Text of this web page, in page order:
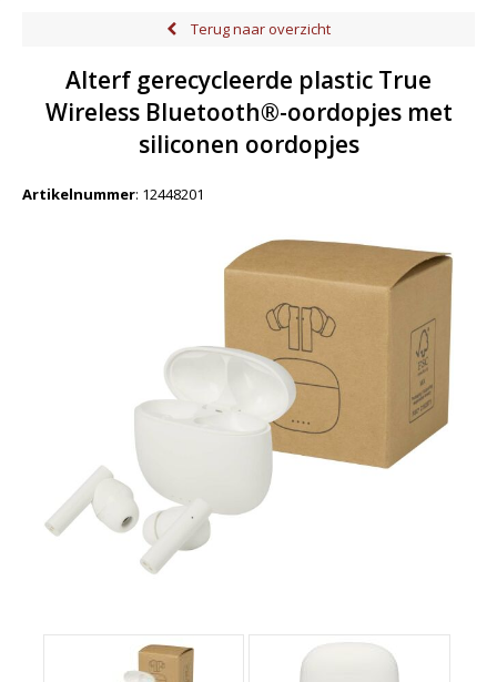
Terug naar overzicht
Alterf gerecycleerde plastic True
Wireless Bluetooth®-oordopjes met
siliconen oordopjes
Artikelnummer: 12448201